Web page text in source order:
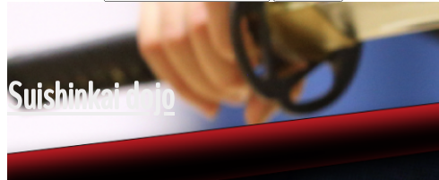
Suishinkai dojo